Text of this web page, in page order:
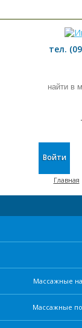
тел.
Войти
Главная
Массажные
Массажные